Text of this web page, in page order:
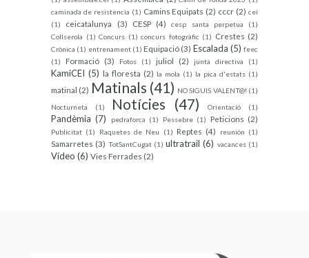
caminada de resistencia (1) Camins Equipats (2) cccr (2) cei
(1)
ceicatalunya (3) CESP (4) cesp santa perpetua
(1)
Collserola (1) Concurs (1) concurs fotogràfic (1) Crestes (2)
Crònica (1) entrenament (1) Equipació (3) Escalada (5) feec
(1)
Formació (3) Fotos (1) juliol (2) junta directiva (1)
KamiCEI (5) la floresta (2) la mola (1) la pica d'estats (1)
matinal (2) Matinals (41) NO SIGUIS VALENT@! (1)
Nocturneta
(1) Notícies (47) Orientació (1)
Pandèmia (7) pedraforca (1) Pessebre (1) Peticions (2)
Publicitat (1) Raquetes de Neu (1) Reptes (4) reunión (1)
Samarretes (3) TotSantCugat (1) ultratrail (6) vacances (1)
Vídeo (6) Vies Ferrades (2)